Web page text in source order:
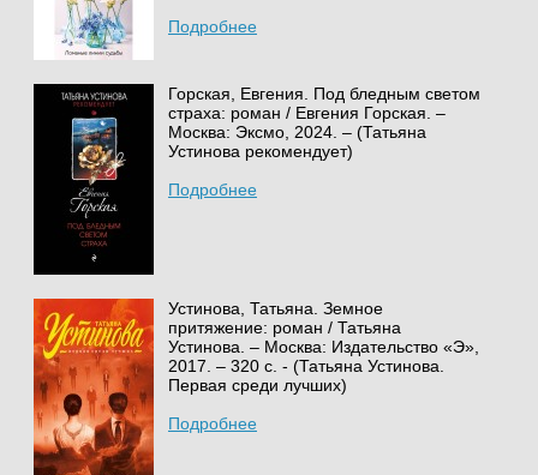
Подробнее
Горская, Евгения. Под бледным светом
страха: роман / Евгения Горская. –
Москва: Эксмо, 2024. – (Татьяна
Устинова рекомендует)
Подробнее
Устинова, Татьяна. Земное
притяжение: роман / Татьяна
Устинова. – Москва: Издательство «Э»,
2017. – 320 с. - (Татьяна Устинова.
Первая среди лучших)
Подробнее